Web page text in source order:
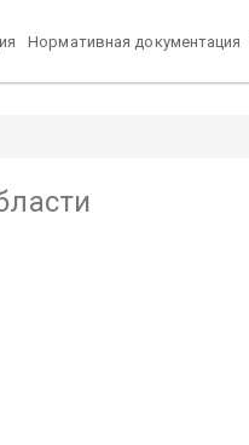
Нормативная документация